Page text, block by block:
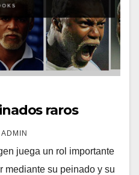
raros
ADMIN
juega un rol importante
mediante su peinado y su